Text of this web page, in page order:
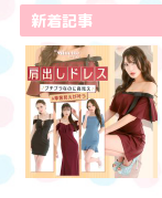
新着記事